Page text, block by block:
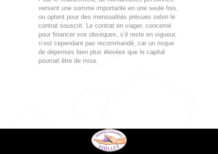
versent une somme importante en une seule fois,
ou optent pour des mensualités prévues selon le
contrat souscrit. Le contrat en viager, concerné
pour financer vos obsèques, s’il reste en vigueur,
n’est cependant pas recommandé, car un risque
de dépenses bien plus élevées que le capital
pourrait être de mise.